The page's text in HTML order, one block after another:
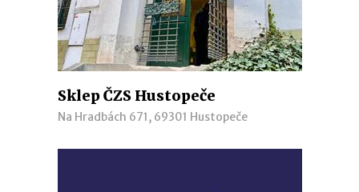
Sklep ČZS Hustopeče
Na Hradbách 671, 69301 Hustopeče